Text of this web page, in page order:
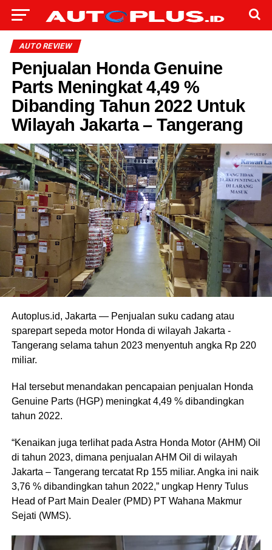
AUTO REVIEW
Penjualan Honda Genuine
Parts Meningkat 4,49 %
Dibanding Tahun 2022 Untuk
Wilayah Jakarta – Tangerang
Autoplus.id, Jakarta — Penjualan suku cadang atau
sparepart sepeda motor Honda di wilayah Jakarta -
Tangerang selama tahun 2023 menyentuh angka Rp 220
miliar.
Hal tersebut menandakan pencapaian penjualan Honda
Genuine Parts (HGP) meningkat 4,49 % dibandingkan
tahun 2022.
“Kenaikan juga terlihat pada Astra Honda Motor (AHM) Oil
di tahun 2023, dimana penjualan AHM Oil di wilayah
Jakarta – Tangerang tercatat Rp 155 miliar. Angka ini naik
3,76 % dibandingkan tahun 2022,” ungkap Henry Tulus
Head of Part Main Dealer (PMD) PT Wahana Makmur
Sejati (WMS).